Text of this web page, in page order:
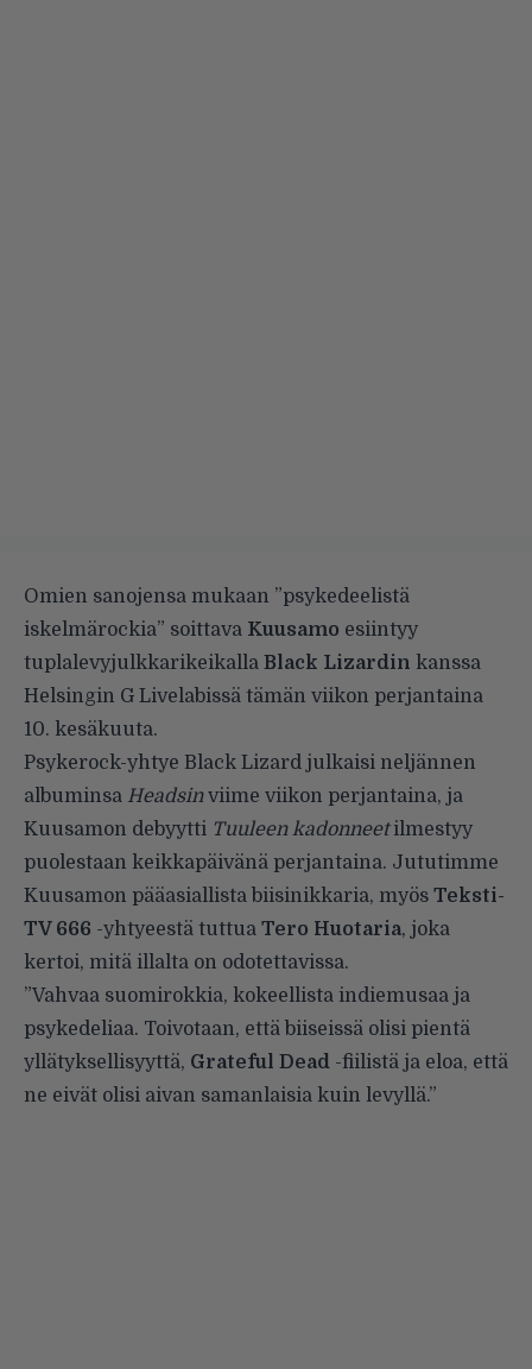
Omien sanojensa mukaan ”psykedeelistä
iskelmärockia” soittava Kuusamo esiintyy
tuplalevyjulkkarikeikalla Black Lizardin kanssa
Helsingin G Livelabissä tämän viikon perjantaina
10. kesäkuuta.
Psykerock-yhtye Black Lizard julkaisi neljännen
albuminsa Headsinviime viikon perjantaina, ja
Kuusamon debyytti Tuuleen kadonneetilmestyy
puolestaan keikkapäivänä perjantaina. Jututimme
Kuusamon pääasiallista biisinikkaria, myös Teksti-
TV 666 -yhtyeestä tuttua Tero Huotaria, joka
kertoi, mitä illalta on odotettavissa.
”Vahvaa suomirokkia, kokeellista indiemusaa ja
psykedeliaa. Toivotaan, että biiseissä olisi pientä
yllätyksellisyyttä, Grateful Dead -fiilistä ja eloa, että
ne eivät olisi aivan samanlaisia kuin levyllä.”